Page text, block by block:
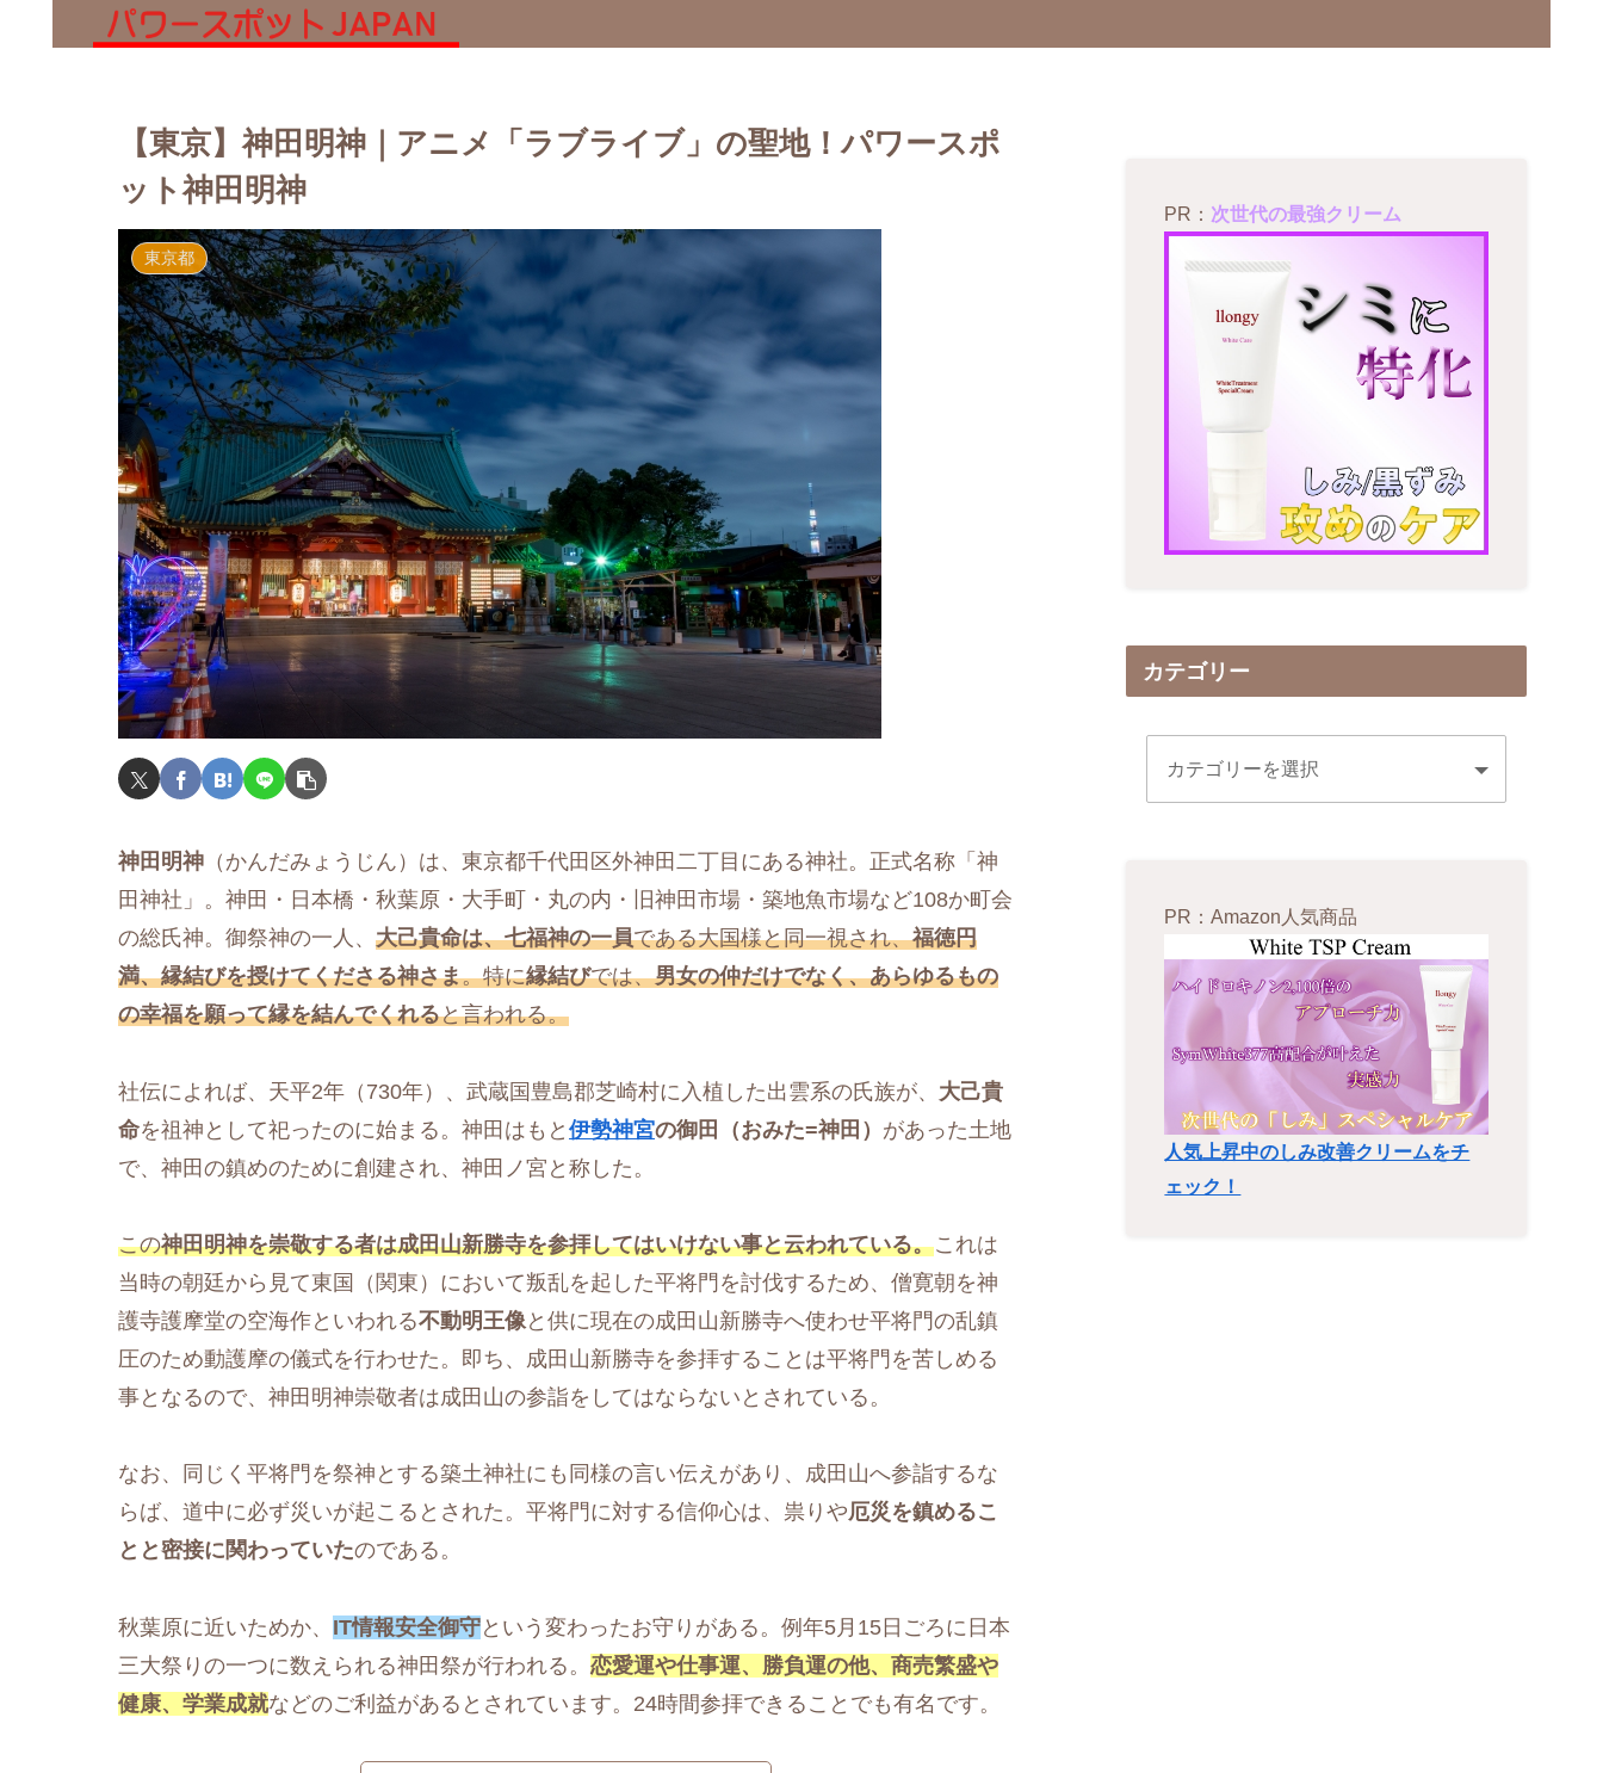
【東京】神田明神｜アニメ「ラブライブ」の聖地！パワースポ
ット神田明神
東京都
神田明神 （かんだみょうじん）は、東京都千代田区外神田二丁目にある神社。正式名称「神
田神社」。神田・日本橋・秋葉原・大手町・丸の内・旧神田市場・築地魚市場など108か町会
の総氏神。御祭神の一人、 大己貴命は、七福神の一員である大国様と同一視され、福徳円
満、縁結びを授けてくださる神さま。特に縁結びでは、男女の仲だけでなく、あらゆるもの
の幸福を願って縁を結んでくれると言われる。
社伝によれば、天平2年（730年）、武蔵国豊島郡芝崎村に入植した出雲系の氏族が、 大己貴
命を祖神として祀ったのに始まる。神田はもと 伊勢神宮の御田（おみた=神田） があった土地
で、神田の鎮めのために創建され、神田ノ宮と称した。
この神田明神を崇敬する者は成田山新勝寺を参拝してはいけない事と云われている。これは
当時の朝廷から見て東国（関東）において叛乱を起した平将門を討伐するため、僧寛朝を神
護寺護摩堂の空海作といわれる不動明王像と供に現在の成田山新勝寺へ使わせ平将門の乱鎮
圧のため動護摩の儀式を行わせた。即ち、成田山新勝寺を参拝することは平将門を苦しめる
事となるので、神田明神崇敬者は成田山の参詣をしてはならないとされている。
なお、同じく平将門を祭神とする築土神社にも同様の言い伝えがあり、成田山へ参詣するな
らば、道中に必ず災いが起こるとされた。平将門に対する信仰心は、祟りや厄災を鎮めるこ
とと密接に関わっていたのである。
秋葉原に近いためか、 IT情報安全御守という変わったお守りがある。例年5月15日ごろに日本
三大祭りの一つに数えられる神田祭が行われる。 恋愛運や仕事運、勝負運の他、商売繁盛や
健康、学業成就などのご利益があるとされています。24時間参拝できることでも有名です。
PR： 次世代の最強クリーム
カテゴリー
PR：Amazon人気商品
人気上昇中のしみ改善クリームをチ
ェック！